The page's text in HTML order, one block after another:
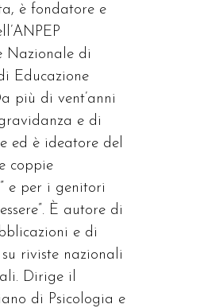
è fondatore e
Nazionale di
Educazione
più di vent’anni
e di
ed è ideatore del
coppie
e per i genitori
È autore di
e di
riviste nazionali
Dirige il
di Psicologia e